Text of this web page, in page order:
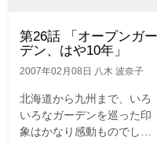
第26話 「オープンガー
デン、はや10年」
2007年02月08日 八木 波奈子
北海道から九州まで、いろ
いろなガーデンを巡った印
象はかなり感動ものでし